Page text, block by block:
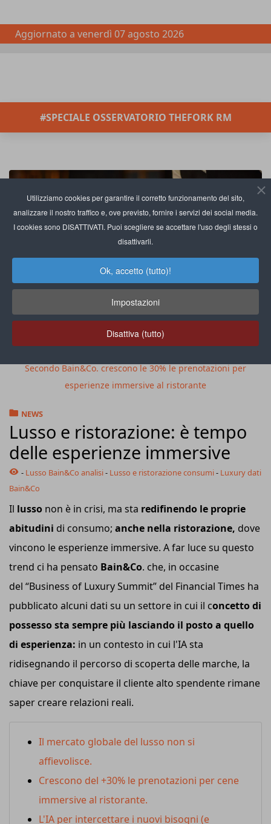
Utilizziamo cookies per garantire il corretto funzionamento del sito,
analizzare il nostro traffico e, ove previsto, fornire i servizi dei social media.
I cookies sono DISATTIVATI. Puoi scegliere se accettare l'uso degli stessi o
disattivarli.
Ok, accetto (tutto)!
Impostazioni
Disattiva (tutto)
Aggiornato a venerdì 07 agosto 2026
#SPECIALE OSSERVATORIO THEFORK RM
Secondo Bain&Co. crescono le 30% le prenotazioni per
esperienze immersive al ristorante
NEWS
Lusso e ristorazione: è tempo
delle esperienze immersive
- Lusso Bain&Co analisi- Lusso e ristorazione consumi- Luxury dati
Bain&Co
Il lusso non è in crisi, ma sta redifinendo le proprie
abitudini di consumo; anche nella ristorazione, dove
vincono le esperienze immersive. A far luce su questo
trend ci ha pensato Bain&Co. che, in occasine
del “Business of Luxury Summit” del Financial Times ha
pubblicato alcuni dati su un settore in cui il concetto di
possesso sta sempre più lasciando il posto a quello
di esperienza: in un contesto in cui l'IA sta
ridisegnando il percorso di scoperta delle marche, la
chiave per conquistare il cliente alto spendente rimane
saper creare relazioni reali.
Il mercato globale del lusso non si
affievolisce.
Crescono del +30% le prenotazioni per cene
immersive al ristorante.
L'IA per intercettare i nuovi bisogni (e